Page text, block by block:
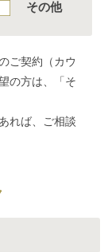
その他
ご契約（カウ
の方は、「そ
れば、ご相談